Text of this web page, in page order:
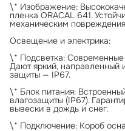
\* Изображение:
пленка ORACAL 641.
механическим
Освещение и электрика:
\* Подсветка:
Дают яркий, направленный
защиты — IP67.
\* Блок питания:
влагозащиты (IP67).
вывески в дождь и снег.
\* Подключение: Короб